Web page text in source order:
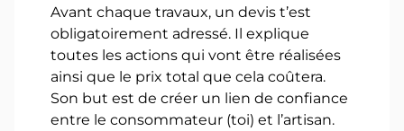
Avant chaque travaux, un devis t’est
obligatoirement adressé. Il explique
toutes les actions qui vont être réalisées
ainsi que le prix total que cela coûtera.
Son but est de créer un lien de confiance
entre le consommateur (toi) et l’artisan.